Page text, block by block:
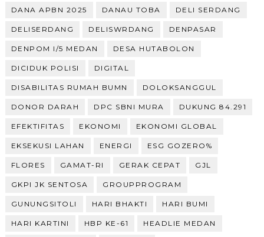
DANA APBN 2025 DANAU TOBA DELI SERDANG
DELISERDANG DELISWRDANG DENPASAR
DENPOM I/5 MEDAN DESA HUTABOLON
DICIDUK POLISI DIGITAL
DISABILITAS RUMAH BUMN DOLOKSANGGUL
DONOR DARAH DPC SBNI MURA DUKUNG 84.291
EFEKTIFITAS EKONOMI EKONOMI GLOBAL
EKSEKUSI LAHAN ENERGI ESG GOZERO%
FLORES GAMAT-RI GERAK CEPAT GJL
GKPI JK SENTOSA GROUPPROGRAM
GUNUNGSITOLI HARI BHAKTI HARI BUMI
HARI KARTINI HBP KE-61 HEADLIE MEDAN